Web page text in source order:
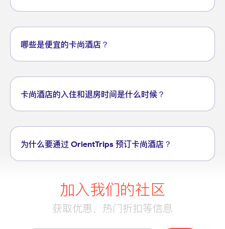
哪些是便宜的卡尚酒店？
卡尚酒店的入住和退房时间是什么时候？
为什么要通过 OrientTrips 预订卡尚酒店？
加入我们的社区
获取优惠、热门折扣等信息